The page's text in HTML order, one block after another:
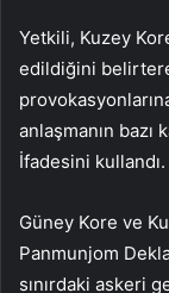
Yetkili, Kuzey
edildiğini
anlaşmanın bazı
İfadesini kullandı.
Güney Kore ve
Panmunjom
sınırdaki askeri